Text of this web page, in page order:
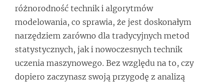
różnorodność technik i algorytmów
modelowania, co sprawia, że jest doskonałym
narzędziem zarówno dla tradycyjnych metod
statystycznych, jak i nowoczesnych technik
uczenia maszynowego. Bez względu na to, czy
dopiero zaczynasz swoją przygodę z analizą